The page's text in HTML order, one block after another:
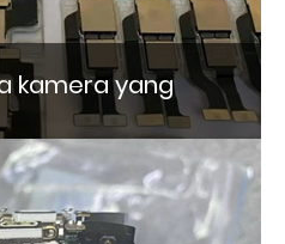
kamera yang